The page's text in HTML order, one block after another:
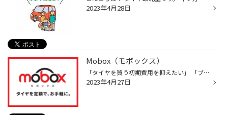
2023年4月28日
Mobox（モボックス）
「タイヤを買う初期費用を抑えたい」 「ブリヂストンタイヤを試したい」 そんな方へオススメのサービス！ ブリヂストンが提案する新しいタイヤの買い方 タイヤの月額定額払い【Mobox】 ご自分に合ったタイヤとプランを選択し、 スマホまたはパソコンでオンライン契約！ ご契約後は予約した店舗でタ...
2023年4月27日